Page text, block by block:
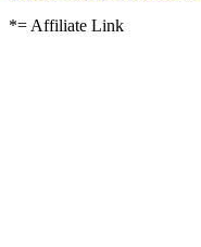
*= Affiliate Link